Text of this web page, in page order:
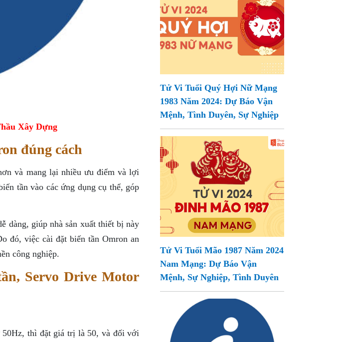
Xây Dựng
đúng cách
và mang lại nhiều ưu điểm và lợi
tần vào các ứng dụng cụ thể, góp
dàng, giúp nhà sản xuất thiết bị này
đó, việc cài đặt biến tần Omron an
công nghiệp.
Servo Drive Motor
thì đặt giá trị là 50, và đối với
Tử Vi Tuổi Quý Hợi Nữ Mạng
1983 Năm 2024: Dự Báo Vận
Mệnh, Tình Duyên, Sự Nghiệp
Tử Vi Tuổi Mão 1987 Năm 2024
Nam Mạng: Dự Báo Vận
Mệnh, Sự Nghiệp, Tình Duyên